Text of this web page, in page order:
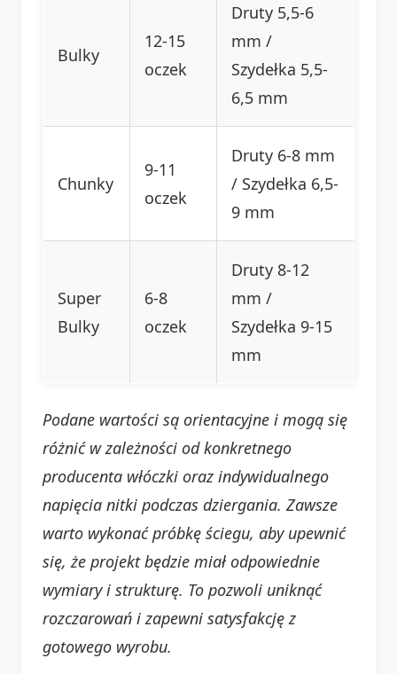
Bulky
12-15
oczek
Druty 5,5-6
mm /
Szydełka 5,5-
6,5 mm
Chunky
9-11
oczek
Druty 6-8 mm
/ Szydełka 6,5-
9 mm
Super
Bulky
6-8
oczek
Druty 8-12
mm /
Szydełka 9-15
mm
Podane wartości są orientacyjne i mogą się
różnić w zależności od konkretnego
producenta włóczki oraz indywidualnego
napięcia nitki podczas dziergania. Zawsze
warto wykonać próbkę ściegu, aby upewnić
się, że projekt będzie miał odpowiednie
wymiary i strukturę. To pozwoli uniknąć
rozczarowań i zapewni satysfakcję z
gotowego wyrobu.